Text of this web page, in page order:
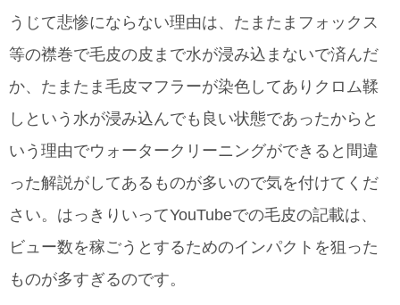
うじて悲惨にならない理由は、たまたまフォックス
等の襟巻で毛皮の皮まで水が浸み込まないで済んだ
か、たまたま毛皮マフラーが染色してありクロム鞣
しという水が浸み込んでも良い状態であったからと
いう理由でウォータークリーニングができると間違
った解説がしてあるものが多いので気を付けてくだ
さい。はっきりいってYouTubeでの毛皮の記載は、
ビュー数を稼ごうとするためのインパクトを狙った
ものが多すぎるのです。